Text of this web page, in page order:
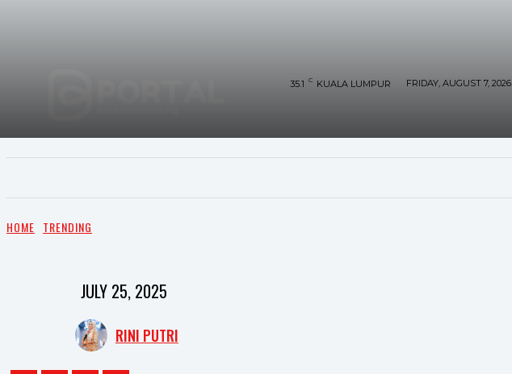
35.1 C KUALA LUMPUR FRIDAY, AUGUST 7, 2026
HOME TRENDING
JULY 25, 2025
RINI PUTRI